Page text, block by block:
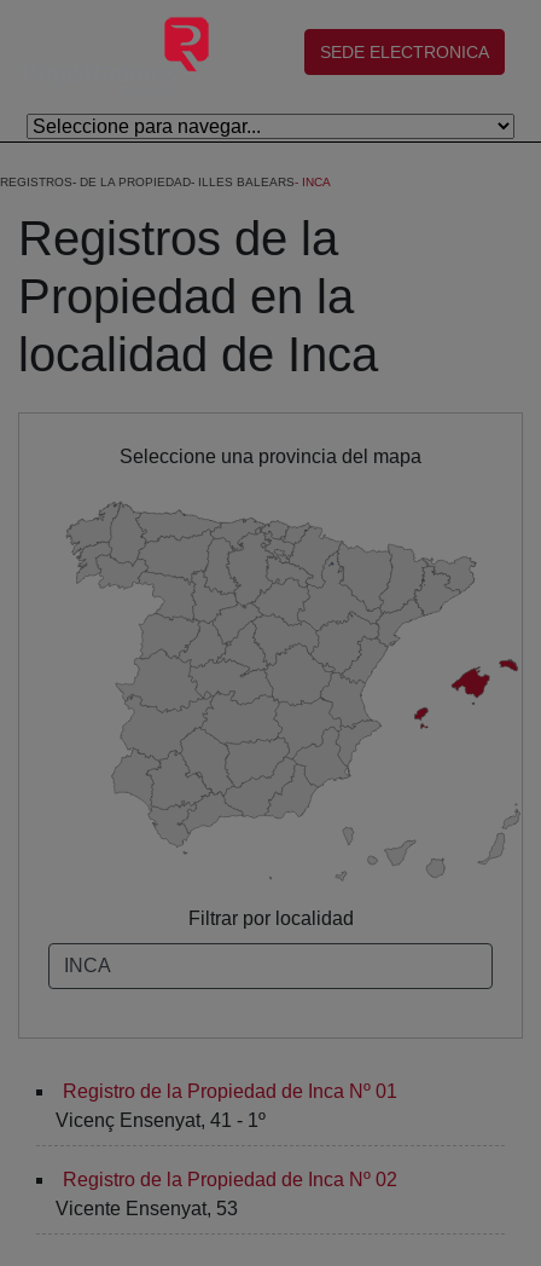
Saltar al contenido principal
(abre en nueva ventana)
SEDE ELECTRONICA
REGISTROS DE LA PROPIEDAD ILLES BALEARS INCA
Registros de la
Propiedad en la
localidad de Inca
Seleccione una provincia del mapa
Filtrar por localidad
Registro de la Propiedad de Inca Nº 01
Vicenç Ensenyat, 41 - 1º
Registro de la Propiedad de Inca Nº 02
Vicente Ensenyat, 53